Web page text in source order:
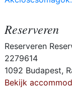
Reserveren
Reserveren
2279614
1092 Budapest,
Bekijk